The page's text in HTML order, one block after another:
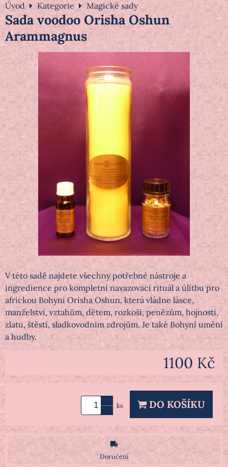
Úvod Kategorie Magické sady
Sada voodoo Orisha Oshun
Arammagnus
V této sadě najdete všechny potřebné nástroje a
ingredience pro kompletní navazovací rituál a úlitbu pro
africkou Bohyni Orisha Oshun, která vládne lásce,
manželství, vztahům, dětem, rozkoši, penězům, hojnosti,
zlatu, štěstí, sladkovodním zdrojům. Je také Bohyní umění
a hudby.
1100 Kč
ks DO KOŠÍKU
Doručení